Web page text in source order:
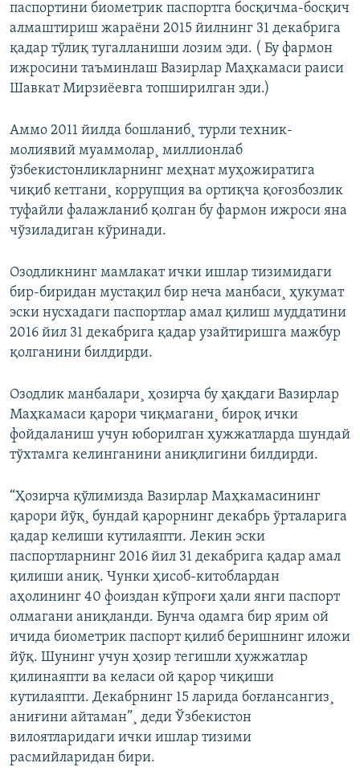
паспортини биометрик паспортга босқичма-босқич
алмаштириш жараëни 2015 йилнинг 31 декабрига
қадар тўлиқ тугалланиши лозим эди. ( Бу фармон
ижросини таъминлаш Вазирлар Маҳкамаси раиси
Шавкат Мирзиëевга топширилган эди.)
Аммо 2011 йилда бошланиб¸ турли техник-
молиявий муаммолар¸ миллионлаб
ўзбекистонликларнинг меҳнат муҳожиратига
чиқиб кетгани¸ коррупция ва ортиқча қоғозбозлик
туфайли фалажланиб қолган бу фармон ижроси яна
чўзиладиган кўринади.
Озодликнинг мамлакат ички ишлар тизимидаги
бир-биридан мустақил бир неча манбаси¸ ҳукумат
эски нусхадаги паспортлар амал қилиш муддатини
2016 йил 31 декабрига қадар узайтиришга мажбур
қолганини билдирди.
Озодлик манбалари¸ ҳозирча бу ҳақдаги Вазирлар
Маҳкамаси қарори чиқмагани¸ бироқ ички
фойдаланиш учун юборилган ҳужжатларда шундай
тўхтамга келинганини аниқлигини билдирди.
“Ҳозирча қўлимизда Вазирлар Маҳкамасининг
қарори йўқ¸ бундай қарорнинг декабрь ўрталарига
қадар келиши кутилаяпти. Лекин эски
паспортларнинг 2016 йил 31 декабрига қадар амал
қилиши аниқ. Чунки ҳисоб-китоблардан
аҳолининг 40 фоиздан кўпроғи ҳали янги паспорт
олмагани аниқланди. Бунча одамга бир ярим ой
ичида биометрик паспорт қилиб беришнинг иложи
йўқ. Шунинг учун ҳозир тегишли ҳужжатлар
қилинаяпти ва келаси ой қарор чиқиши
кутилаяпти. Декабрнинг 15 ларида боғлансангиз¸
аниғини айтаман”¸ деди Ўзбекистон
вилоятларидаги ички ишлар тизими
расмийларидан бири.